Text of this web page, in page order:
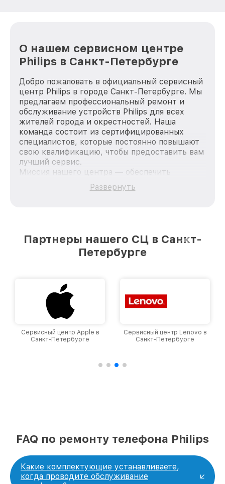
О нашем сервисном центре
Philips в Санкт-Петербурге
Добро пожаловать в официальный сервисный
центр Philips в городе Санкт-Петербурге. Мы
предлагаем профессиональный ремонт и
обслуживание устройств Philips для всех
жителей города и окрестностей. Наша
команда состоит из сертифицированных
специалистов, которые постоянно повышают
свою квалификацию, чтобы предоставить вам
лучший сервис.
Миссия нашего центра — обеспечить
качественный и доступный ремонт для
каждого пользователя продукции Philips, вне
лучшим сервисным центром Philips в городе
Санкт-Петербурге, постоянно повышая
Развернуть
Партнеры нашего СЦ в Санкт-
Петербурге
Сервисный центр Apple в
Санкт-Петербурге
Сервисный центр Lenovo в
Санкт-Петербурге
FAQ по ремонту телефона Philips
Какие комплектующие устанавливаете,
когда проводите обслуживание